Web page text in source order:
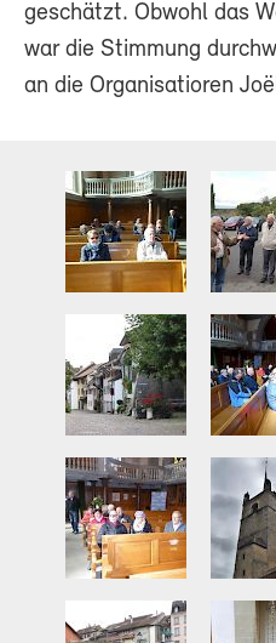
geschätzt. Obwohl das
war die Stimmung
an die Organisatioren